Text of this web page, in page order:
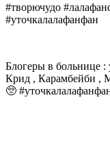
#творючудо
#уточкалалафанфан
Блогеры в больнице
Крид , Карамбейби ,
🥺